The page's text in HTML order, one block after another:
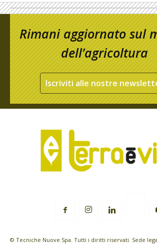
Rimani aggiornato sul
dell’agricoltura
Iscriviti alle nostre
© Tecniche Nuove Spa. Tutti i diritti riservati. Sede